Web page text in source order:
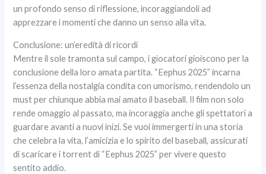
un profondo senso di riflessione, incoraggiandoli ad
apprezzare i momenti che danno un senso alla vita.
Conclusione: un’eredità di ricordi
Mentre il sole tramonta sul campo, i giocatori gioiscono per la
conclusione della loro amata partita. “Eephus 2025” incarna
l’essenza della nostalgia condita con umorismo, rendendolo un
must per chiunque abbia mai amato il baseball. Il film non solo
rende omaggio al passato, ma incoraggia anche gli spettatori a
guardare avanti a nuovi inizi. Se vuoi immergerti in una storia
che celebra la vita, l’amicizia e lo spirito del baseball, assicurati
di scaricare i torrent di “Eephus 2025” per vivere questo
sentito addio.